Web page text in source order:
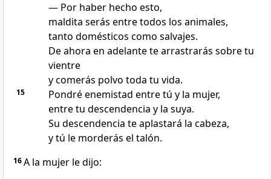
— Por haber hecho esto,
maldita serás entre todos los animales,
tanto domésticos como salvajes.
De ahora en adelante te arrastrarás sobre tu
vientre
y comerás polvo toda tu vida.
15
Pondré enemistad entre tú y la mujer,
entre tu descendencia y la suya.
Su descendencia te aplastará la cabeza,
y tú le morderás el talón.
16A la mujer le dijo: